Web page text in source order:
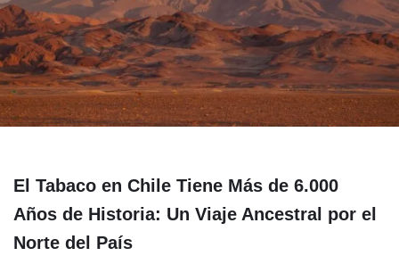
El Tabaco en Chile Tiene Más de 6.000
Años de Historia: Un Viaje Ancestral por el
Norte del País